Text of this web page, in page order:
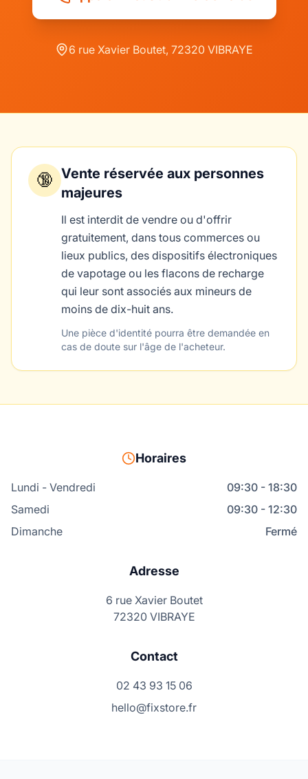
6 rue Xavier Boutet, 72320 VIBRAYE
🔞 Vente réservée aux personnes
majeures
Il est interdit de vendre ou d'offrir
gratuitement, dans tous commerces ou
lieux publics, des dispositifs électroniques
de vapotage ou les flacons de recharge
qui leur sont associés aux mineurs de
moins de dix-huit ans.
Une pièce d'identité pourra être demandée en
cas de doute sur l'âge de l'acheteur.
Horaires
Lundi - Vendredi
09:30 - 18:30
Samedi
09:30 - 12:30
Dimanche
Fermé
Adresse
6 rue Xavier Boutet
72320 VIBRAYE
Contact
02 43 93 15 06
hello@fixstore.fr